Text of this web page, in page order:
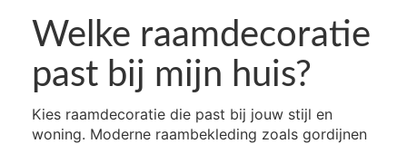
Welke raamdecoratie
past bij mijn huis?
Kies raamdecoratie die past bij jouw stijl en
woning. Moderne raambekleding zoals gordijnen